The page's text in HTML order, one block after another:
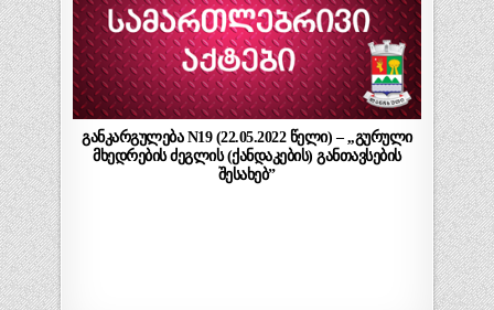
განკარგულება N19 (22.05.2022 წელი) – ,,გურული
მხედრების ძეგლის (ქანდაკების) განთავსების
შესახებ”